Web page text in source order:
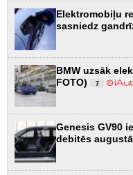
Elektromobiļu
sasniedz
BMW uzsāk
FOTO)
7
Genesis GV90
debitēs augustā